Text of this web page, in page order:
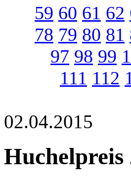
59 60 61 62
78 79 80 81
97 98 99
111 112
02.04.2015
Huchelpreis